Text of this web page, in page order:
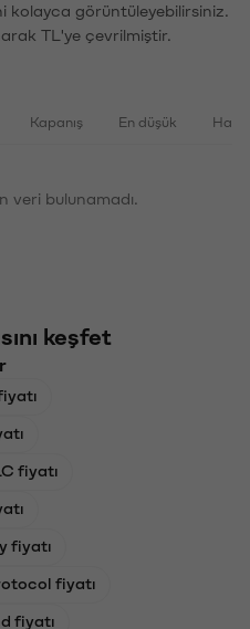
kolayca görüntüleyebilirsiniz.
TL'ye çevrilmiştir.
Kapanış En düşük
veri bulunamadı.
keşfet
fiyatı
fiyatı
fiyatı
fiyatı